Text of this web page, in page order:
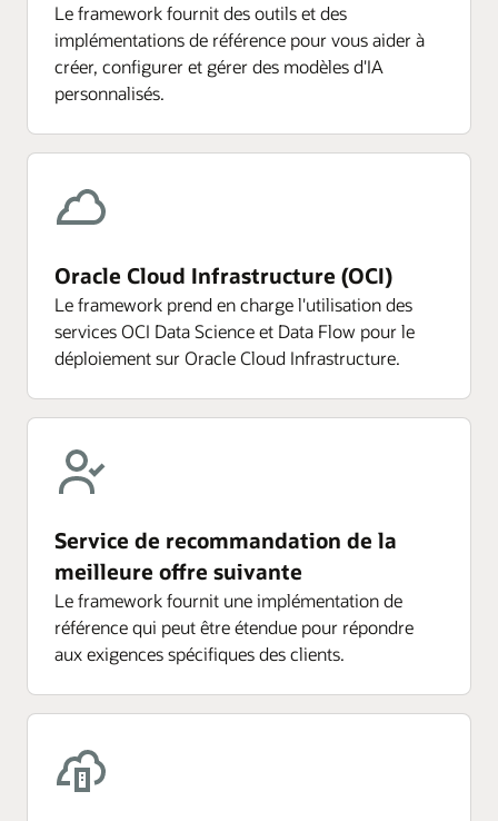
Le framework fournit des outils et des
implémentations de référence pour vous aider à
créer, configurer et gérer des modèles d'IA
personnalisés.
Oracle Cloud Infrastructure (OCI)
Le framework prend en charge l'utilisation des
services OCI Data Science et Data Flow pour le
déploiement sur Oracle Cloud Infrastructure.
Service de recommandation de la
meilleure offre suivante
Le framework fournit une implémentation de
référence qui peut être étendue pour répondre
aux exigences spécifiques des clients.